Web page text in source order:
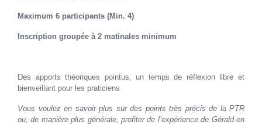
Maximum 6 participants (Min. 4)
Inscription groupée à 2 matinales minimum
Des apports théoriques pointus, un temps de réflexion libre et
bienveillant pour les praticiens
Vous voulez en savoir plus sur des points très précis de la PTR
ou, de manière plus générale, profiter de l’expérience de Gérald en